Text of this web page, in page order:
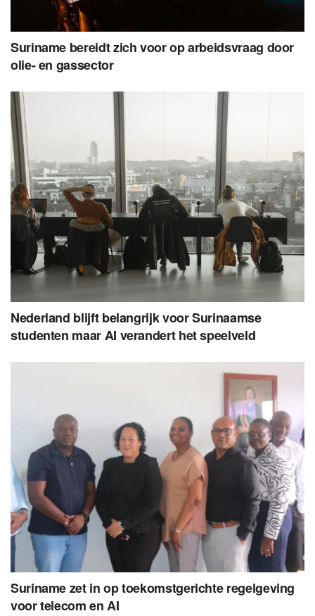
Suriname bereidt zich voor op arbeidsvraag door
olie- en gassector
Nederland blijft belangrijk voor Surinaamse
studenten maar AI verandert het speelveld
Suriname zet in op toekomstgerichte regelgeving
voor telecom en AI